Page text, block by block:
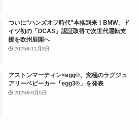
ついに“ハンズオフ時代”本格到来！BMW、ド
イツ初の「DCAS」認証取得で次世代運転支
援を欧州展開へ
2025年11月3日
アストンマーティン×egg®、究極のラグジュ
アリーベビーカー「egg3®」を発表
2025年9月9日